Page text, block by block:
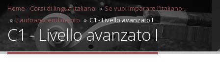
Home - Corsi di lingua italiana
Se vuoi imparare l'italiano...
L'autoapprendimento
C1 - Livello avanzato I
C1 - Livello avanzato I